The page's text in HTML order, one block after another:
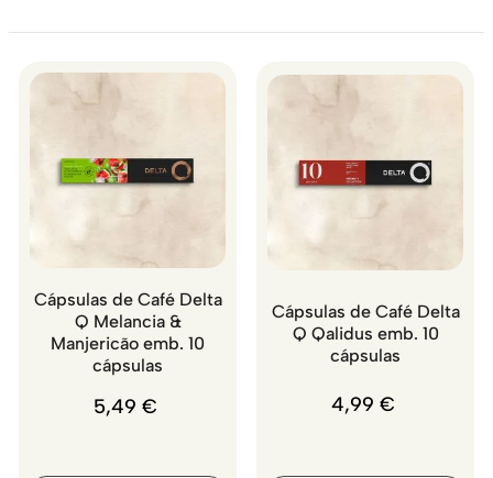
Cápsulas de Café Delta
Q Melancia &
Manjericão emb. 10
cápsulas
5,49 €
Cápsulas de Café Delta
Q Qalidus emb. 10
cápsulas
4,99 €